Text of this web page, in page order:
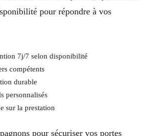
pour répondre à vos
7j/7 selon disponibilité
compétents
durable
personnalisés
sur la prestation
pour sécuriser vos portes